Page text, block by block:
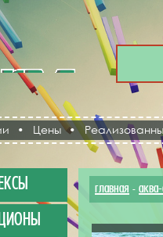
• Цены•
главная -